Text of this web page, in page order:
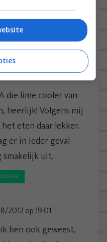
de Chicken Wings,
door
recenseert
heel goed
die lime cooler van
heerlijk! Volgens mij
het eten daar lekker.
er in ieder geval
smakelijk uit.
2012 op 19:01
ben ook geweest,